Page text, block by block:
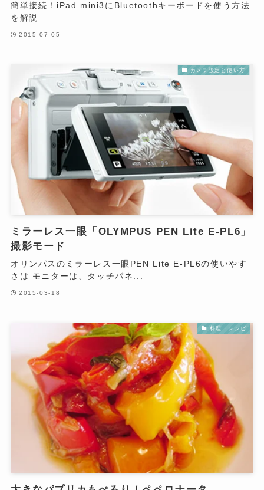
簡単接続！iPad mini3にBluetoothキーボードを使う方法
を解説
2015-07-05
カメラ設定と使い方
ミラーレス一眼「OLYMPUS PEN Lite E-PL6」
撮影モード
オリンパスのミラーレス一眼PEN Lite E-PL6の使いやす
さは モニターは、タッチパネ...
2015-03-18
料理・レシピ